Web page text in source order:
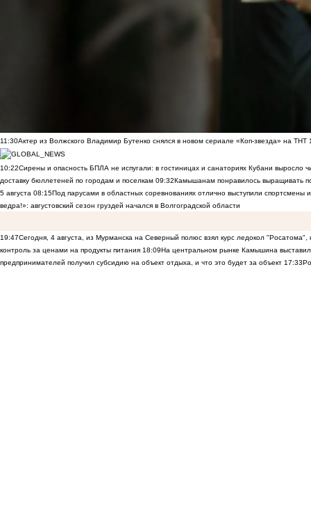
11:30Актер из Волжского Владимир Бутенко снялся в новом сериале «Коп-звезда» на ТНТ
10:22Сирены и опасность БПЛА не испугали: в гостиницах и санаториях Кубани выросло
доставку бюллетеней по городам и поселкам 09:32Камышанам понравилось выращивать
5 августа 08:15Под парусами в областных соревнованиях отлично выступили спортсмены
ведра!»: августовский сезон груздей начался в Волгоградской области
19:47Сегодня, 4 августа, из Мурманска на Северный полюс взял курс ледокол
контроль за ценами на продукты питания 18:09На центральном рынке Камышина
предпринимателей получил субсидию на объект отдыха, и что это будет за объект 17:33